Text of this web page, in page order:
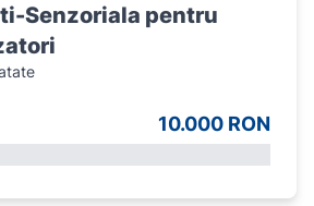
Senzoriala pentru
10.000 RON